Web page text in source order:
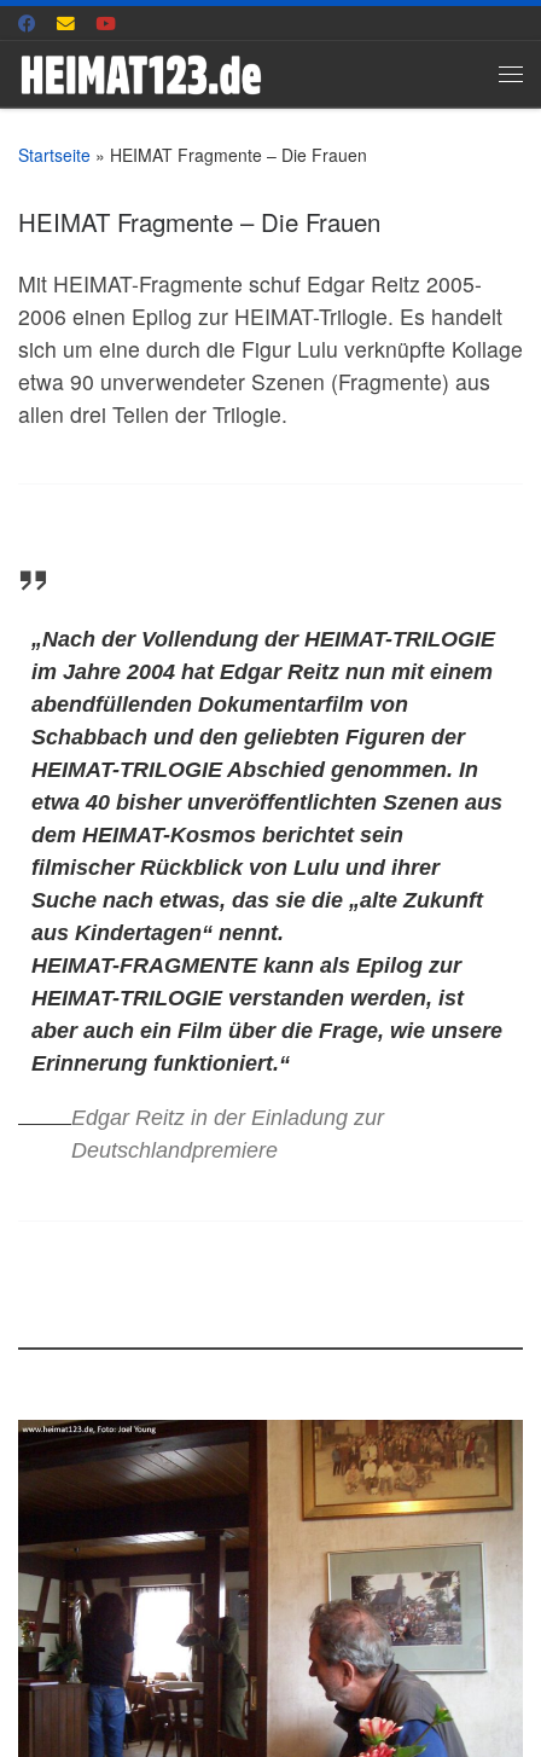
Zum Inhalt springen
Startseite » HEIMAT Fragmente – Die Frauen
HEIMAT Fragmente – Die Frauen
Mit HEIMAT-Fragmente schuf Edgar Reitz 2005-
2006 einen Epilog zur HEIMAT-Trilogie. Es handelt
sich um eine durch die Figur Lulu verknüpfte Kollage
etwa 90 unverwendeter Szenen (Fragmente) aus
allen drei Teilen der Trilogie.
„Nach der Vollendung der HEIMAT-TRILOGIE
im Jahre 2004 hat Edgar Reitz nun mit einem
abendfüllenden Dokumentarfilm von
Schabbach und den geliebten Figuren der
HEIMAT-TRILOGIE Abschied genommen. In
etwa 40 bisher unveröffentlichten Szenen aus
dem HEIMAT-Kosmos berichtet sein
filmischer Rückblick von Lulu und ihrer
Suche nach etwas, das sie die „alte Zukunft
aus Kindertagen“ nennt.
HEIMAT-FRAGMENTE kann als Epilog zur
HEIMAT-TRILOGIE verstanden werden, ist
aber auch ein Film über die Frage, wie unsere
Erinnerung funktioniert.“
Edgar Reitz in der Einladung zur
Deutschlandpremiere